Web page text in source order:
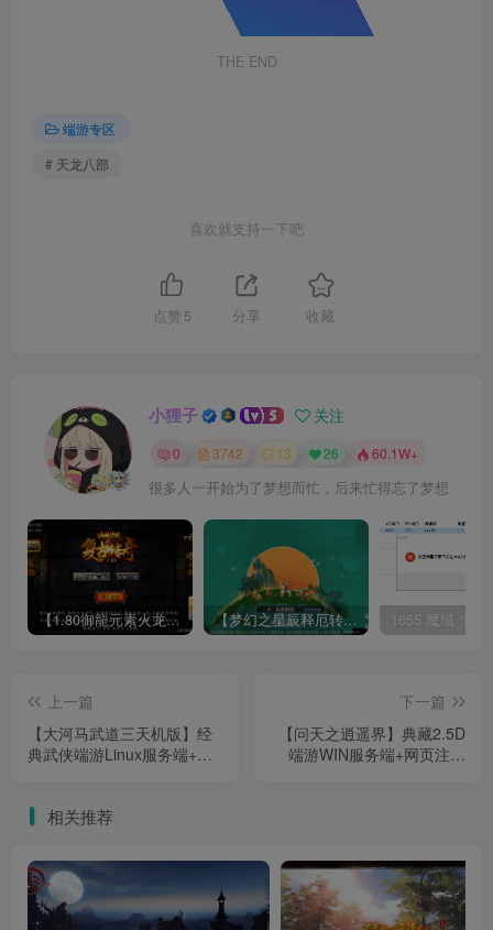
THE END
端游专区
# 天龙八部
喜欢就支持一下吧
点赞 5 分享 收藏
小狸子 关注
0 3742 13 26 60.1W+
很多人一开始为了梦想而忙，后来忙得忘了梦想
【1.80御龍元素火龙[摸摸登陆器]】战神引擎WIN服务端+GM工具+充值后台+双端+架设教程 【梦幻之星辰释厄转尊享挂机版】MT3换皮梦幻西游Linux服务端+GM后台+双端+源码+架设教程
上一篇
【大河马武道三天机版】经
典武侠端游Linux服务端+GM
下一篇
【问天之逍遥界】典藏2.5D
端游WIN服务端+网页注册
相关推荐